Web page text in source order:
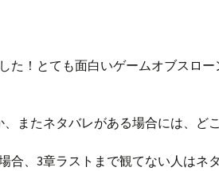
た！とても面白いゲームオブスロ
またネタバレがある場合には、ど
合、3章ラストまで観てない人はネ